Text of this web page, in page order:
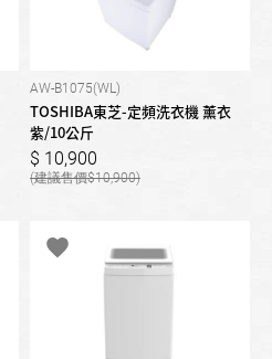
AW-B1075(WL)
TOSHIBA東芝-定頻洗衣機 薰衣
紫/10公斤
10,900
10,900